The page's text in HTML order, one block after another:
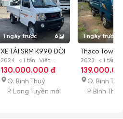
1 ngày trước 6
XE TẢI SRM K990 ĐỜI
2025 TẢI TRỌNG
1150Kg.GIÁ TỐT
2024 < 1 tấn Việt
Nam
Mới
130.000.000 đ
Q. Bình Thuỷ
P. Long Tuyền mới
1 ngày trước
Thaco
2023 Zin/100
2023 < 1 tấn
dụng
Q. Bình
P. Bình